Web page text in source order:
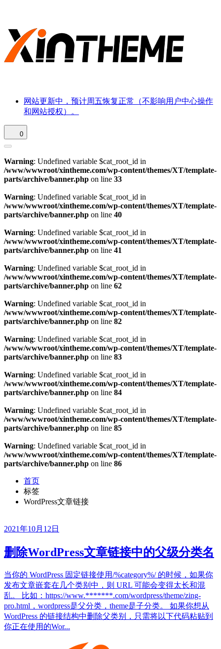
网站更新中，预计周五恢复正常（不影响用户中心操作
和网站授权）。
0
Warning: Undefined variable $cat_root_id in
/www/wwwroot/xintheme.com/wp-content/themes/XT/template-
parts/archive/banner.php on line 33
Warning: Undefined variable $cat_root_id in
/www/wwwroot/xintheme.com/wp-content/themes/XT/template-
parts/archive/banner.php on line 40
Warning: Undefined variable $cat_root_id in
/www/wwwroot/xintheme.com/wp-content/themes/XT/template-
parts/archive/banner.php on line 41
Warning: Undefined variable $cat_root_id in
/www/wwwroot/xintheme.com/wp-content/themes/XT/template-
parts/archive/banner.php on line 62
Warning: Undefined variable $cat_root_id in
/www/wwwroot/xintheme.com/wp-content/themes/XT/template-
parts/archive/banner.php on line 82
Warning: Undefined variable $cat_root_id in
/www/wwwroot/xintheme.com/wp-content/themes/XT/template-
parts/archive/banner.php on line 83
Warning: Undefined variable $cat_root_id in
/www/wwwroot/xintheme.com/wp-content/themes/XT/template-
parts/archive/banner.php on line 84
Warning: Undefined variable $cat_root_id in
/www/wwwroot/xintheme.com/wp-content/themes/XT/template-
parts/archive/banner.php on line 85
Warning: Undefined variable $cat_root_id in
/www/wwwroot/xintheme.com/wp-content/themes/XT/template-
parts/archive/banner.php on line 86
首页
标签
WordPress文章链接
2021年10月12日
删除WordPress文章链接中的父级分类名
当你的 WordPress 固定链接使用/%category%/ 的时候，如果你
发布文章嵌套在几个类别中，则 URL 可能会变得太长和混
乱。 比如：https://www.*******.com/wordpress/theme/zing-
pro.html，wordpress是父分类，theme是子分类。 如果你想从
WordPress 的链接结构中删除父类别，只需将以下代码粘贴到
你正在使用的Wor...